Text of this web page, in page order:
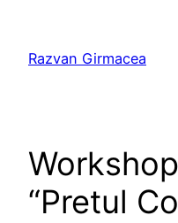
content
Razvan Girmacea
“Pretul